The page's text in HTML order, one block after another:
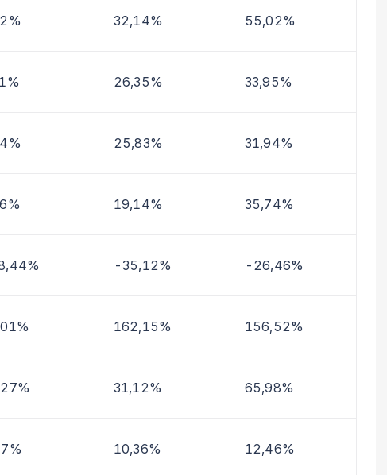
32,14% 55,02%
26,35% 33,95%
25,83% 31,94%
19,14% 35,74%
-35,12% -26,46%
162,15% 156,52%
31,12% 65,98%
10,36% 12,46%